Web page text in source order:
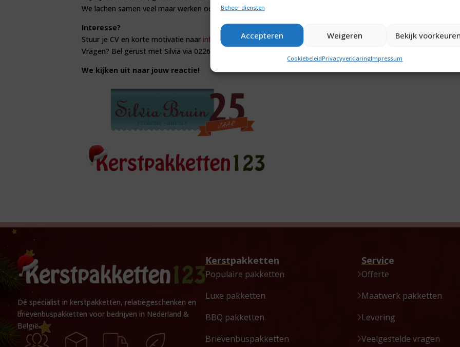
Beheer diensten
Accepteren Weigeren Bekijk voorkeuren
CookiebeleidPrivacyverklaringImpressum
We lachen samen veel maar werken ook hard. Geen dag is hetzelfde en jouw bijdrage maakt het verschil.
Interesse?
Stuur je CV en korte motivatie naar info@silviabruin.nl.
Vragen? Bel gerust met Silvia via 0226-422505
We kijken uit naar jouw reactie!
Dé specialist in kerstpakketten, relatiegeschenken en
brievenbuspakketten voor bedrijven in Nederland &
België.
Kerstpakketten
Populaire pakketten
Luxe pakketten
BBQ pakketten
Brievenbuspakketten
Service
Offerte
Maatwerk pakketten
Levering
Veelgestelde vragen